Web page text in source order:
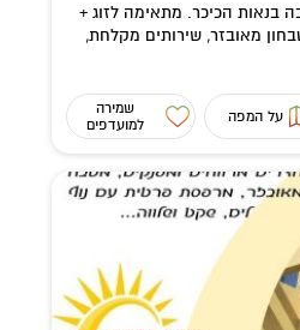
בנאות הכיכר. מתאימה לזוג +
מאובזר, שירותים מקלחת,
על המפה
שמירה
למועדפים